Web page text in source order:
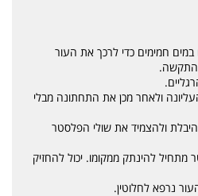
במים חמימים כדי לרכך את העור
ולאחר מכן את התחתונה מבלי
ולהצמיד את שולי הפלסטר
להינתק ממקומו. יכול להחזיק